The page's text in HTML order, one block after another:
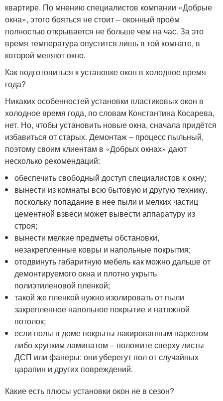
квартире. По мнению специалистов компании «Добрые
окна», этого бояться не стоит – оконный проём
полностью открывается не больше чем на час. За это
время температура опустится лишь в той комнате, в
которой меняют окно.
Как подготовиться к установке окон в холодное время
года?
Никаких особенностей установки пластиковых окон в
холодное время года, по словам Константина Косарева,
нет. Но, чтобы установить новые окна, сначала придётся
избавиться от старых. Демонтаж – процесс пыльный,
поэтому своим клиентам в «Добрых окнах» дают
несколько рекомендаций:
обеспечить свободный доступ специалистов к окну;
вынести из комнаты всю бытовую и другую технику,
поскольку попадание в нее пыли и мелких частиц
цементной взвеси может вывести аппаратуру из
строя;
вынести мелкие предметы обстановки,
незакрепленные ковры и напольные покрытия;
отодвинуть габаритную мебель как можно дальше от
демонтируемого окна и плотно укрыть
полиэтиленовой пленкой;
такой же пленкой нужно изолировать от пыли
закрепленное напольное покрытие и натяжной
потолок;
если полы в доме покрыты лакированным паркетом
либо хрупким ламинатом – положите сверху листы
ДСП или фанеры: они уберегут пол от случайных
царапин и других повреждений.
Какие есть плюсы установки окон не в сезон?